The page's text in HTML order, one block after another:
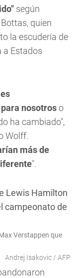
según
quien
la escudería de
a Estados
nosotroso
ha cambiado",
Wolff.
más de
".
Verstappen que
Andrej Isakovic / AFP